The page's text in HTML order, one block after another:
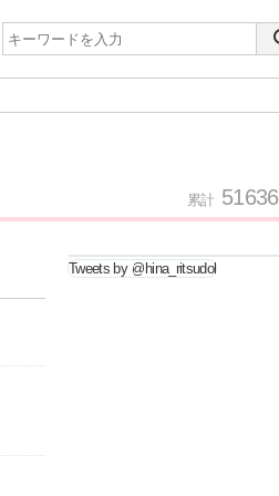
累計 51636
Tweets by @hina_ritsudol